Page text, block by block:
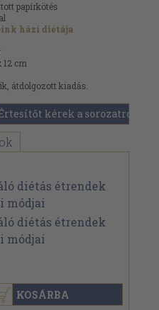
papírkötés
házi diétája
12 cm
átdolgozott kiadás.
kérek a sorozatról
KOSÁRBA